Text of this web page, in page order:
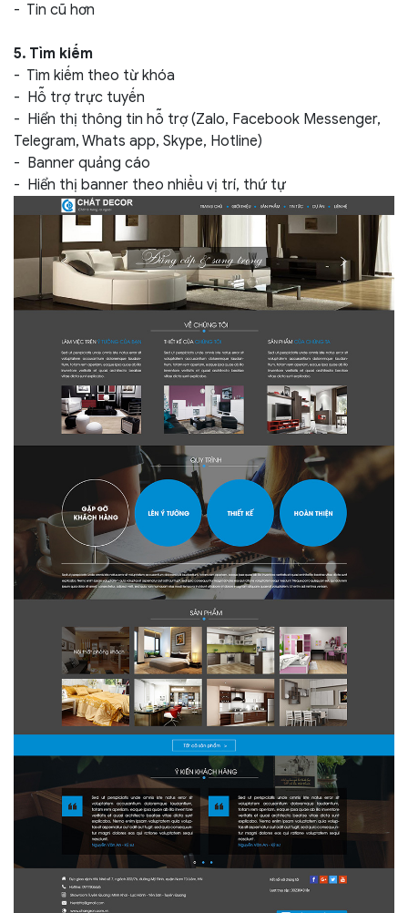
- Tin cũ hơn
5. Tìm kiếm
- Tìm kiếm theo từ khóa
- Hỗ trợ trực tuyến
- Hiển thị thông tin hỗ trợ (Zalo, Facebook Messenger,
Telegram, Whats app, Skype, Hotline)
- Banner quảng cáo
- Hiển thị banner theo nhiều vị trí, thứ tự